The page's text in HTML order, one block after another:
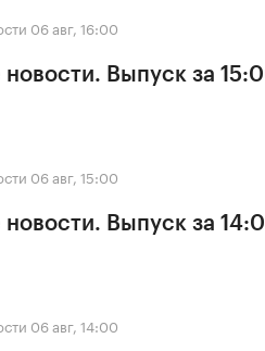
06 авг, 16:00
новости. Выпуск за
06 авг, 15:00
новости. Выпуск за
06 авг, 14:00